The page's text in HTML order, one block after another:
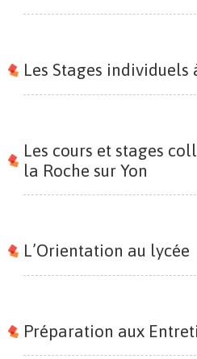
Les Stages individuels
Les cours et stages
la Roche sur Yon
L’Orientation au lycée
Préparation aux